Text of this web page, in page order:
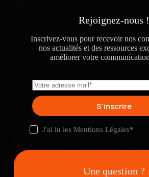
Rejoignez-nous !
Inscrivez-vous pour recevoir nos
nos actualités et des ressources
améliorer votre
S'inscrire
J'ai lu lesMentions Légales*
Une question ?